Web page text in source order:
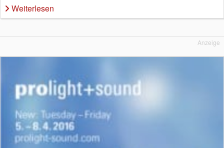
Weiterlesen
Anzeige